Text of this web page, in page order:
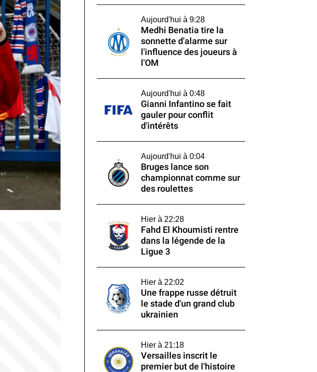
Aujourd'hui à 9:28
Medhi Benatia tire la
sonnette d'alarme sur
l'influence des joueurs à
l'OM
Aujourd'hui à 0:48
Gianni Infantino se fait
gauler pour conflit
d'intérêts
Aujourd'hui à 0:04
Bruges lance son
championnat comme sur
des roulettes
Hier à 22:28
Fahd El Khoumisti rentre
dans la légende de la
Ligue 3
Hier à 22:02
Une frappe russe détruit
le stade d'un grand club
ukrainien
Hier à 21:18
Versailles inscrit le
premier but de l'histoire